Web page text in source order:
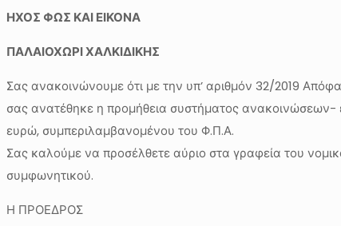
ΗΧΟΣ ΦΩΣ ΚΑΙ ΕΙΚΟΝΑ
ΠΑΛΑΙΟΧΩΡΙ ΧΑΛΚΙΔΙΚΗΣ
Σας ανακοινώνουμε ότι με την υπ’ αριθμόν 32/2019
σας ανατέθηκε η προμήθεια συστήματος ανακοινώσεων-
ευρώ, συμπεριλαμβανομένου του Φ.Π.Α.
Σας καλούμε να προσέλθετε αύριο στα γραφεία του
συμφωνητικού.
Η ΠΡΟΕΔΡΟΣ